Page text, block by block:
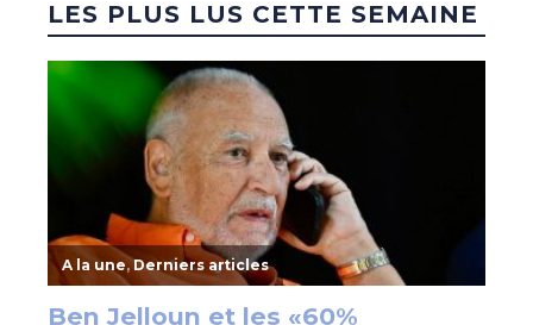
LES PLUS LUS CETTE SEMAINE